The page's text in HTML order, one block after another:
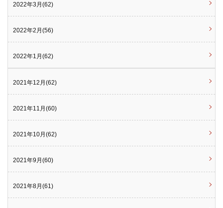
2022年3月(62)
2022年2月(56)
2022年1月(62)
2021年12月(62)
2021年11月(60)
2021年10月(62)
2021年9月(60)
2021年8月(61)